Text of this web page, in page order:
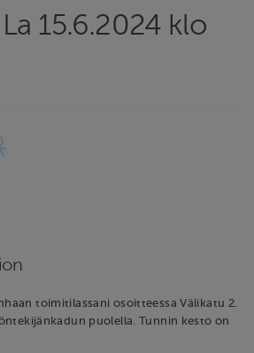
15.6.2024 klo
toimitilassani osoitteessa Välikatu 2.
puolella. Tunnin kesto on